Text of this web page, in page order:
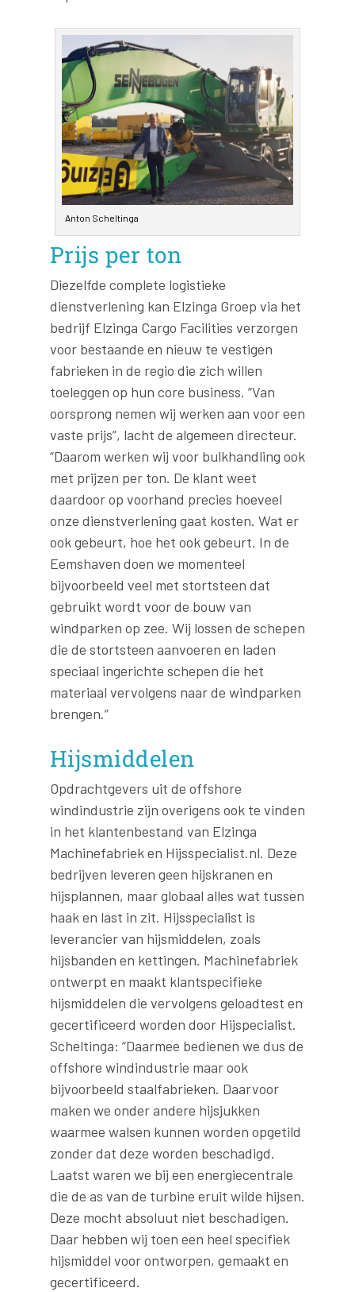
Anton Scheltinga
Prijs per ton
Diezelfde complete logistieke
dienstverlening kan Elzinga Groep via het
bedrijf Elzinga Cargo Facilities verzorgen
voor bestaande en nieuw te vestigen
fabrieken in de regio die zich willen
toeleggen op hun core business. “Van
oorsprong nemen wij werken aan voor een
vaste prijs”, lacht de algemeen directeur.
“Daarom werken wij voor bulkhandling ook
met prijzen per ton. De klant weet
daardoor op voorhand precies hoeveel
onze dienstverlening gaat kosten. Wat er
ook gebeurt, hoe het ook gebeurt. In de
Eemshaven doen we momenteel
bijvoorbeeld veel met stortsteen dat
gebruikt wordt voor de bouw van
windparken op zee. Wij lossen de schepen
die de stortsteen aanvoeren en laden
speciaal ingerichte schepen die het
materiaal vervolgens naar de windparken
brengen.”
Hijsmiddelen
Opdrachtgevers uit de offshore
windindustrie zijn overigens ook te vinden
in het klantenbestand van Elzinga
Machinefabriek en Hijsspecialist.nl. Deze
bedrijven leveren geen hijskranen en
hijsplannen, maar globaal alles wat tussen
haak en last in zit. Hijsspecialist is
leverancier van hijsmiddelen, zoals
hijsbanden en kettingen. Machinefabriek
ontwerpt en maakt klantspecifieke
hijsmiddelen die vervolgens geloadtest en
gecertificeerd worden door Hijspecialist.
Scheltinga: “Daarmee bedienen we dus de
offshore windindustrie maar ook
bijvoorbeeld staalfabrieken. Daarvoor
maken we onder andere hijsjukken
waarmee walsen kunnen worden opgetild
zonder dat deze worden beschadigd.
Laatst waren we bij een energiecentrale
die de as van de turbine eruit wilde hijsen.
Deze mocht absoluut niet beschadigen.
Daar hebben wij toen een heel specifiek
hijsmiddel voor ontworpen, gemaakt en
gecertificeerd.